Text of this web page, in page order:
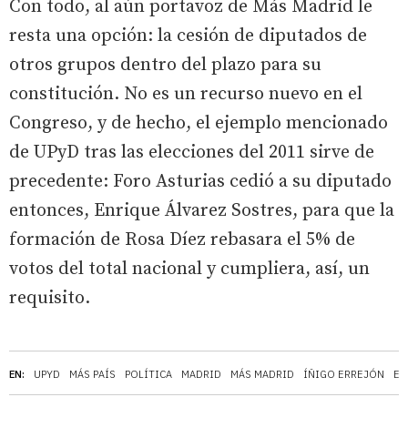
EN: UPYD MÁS PAÍS POLÍTICA MADRID MÁS MADRID ÍÑIGO ERREJÓN
Con todo, al aún portavoz de Más Madrid le
resta una opción: la cesión de diputados de
otros grupos dentro del plazo para su
constitución. No es un recurso nuevo en el
Congreso, y de hecho, el ejemplo mencionado
de UPyD tras las elecciones del 2011 sirve de
precedente: Foro Asturias cedió a su diputado
entonces, Enrique Álvarez Sostres, para que la
formación de Rosa Díez rebasara el 5% de
votos del total nacional y cumpliera, así, un
requisito.